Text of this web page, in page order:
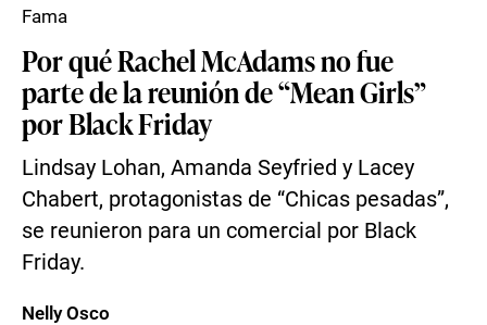
Por qué Rachel McAdams no fue
parte de la reunión de “Mean Girls”
por Black Friday
Lindsay Lohan, Amanda Seyfried y Lacey
Chabert, protagonistas de “Chicas pesadas”,
se reunieron para un comercial por Black
Friday.
Fama
Nelly Osco